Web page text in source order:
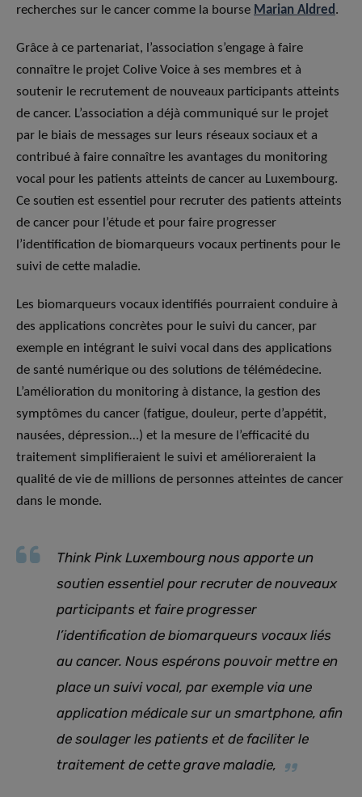
recherches sur le cancer comme la bourse Marian Aldred.
Grâce à ce partenariat, l’association s’engage à faire
connaître le projet Colive Voice à ses membres et à
soutenir le recrutement de nouveaux participants atteints
de cancer. L’association a déjà communiqué sur le projet
par le biais de messages sur leurs réseaux sociaux et a
contribué à faire connaître les avantages du monitoring
vocal pour les patients atteints de cancer au Luxembourg.
Ce soutien est essentiel pour recruter des patients atteints
de cancer pour l’étude et pour faire progresser
l’identification de biomarqueurs vocaux pertinents pour le
suivi de cette maladie.
Les biomarqueurs vocaux identifiés pourraient conduire à
des applications concrètes pour le suivi du cancer, par
exemple en intégrant le suivi vocal dans des applications
de santé numérique ou des solutions de télémédecine.
L’amélioration du monitoring à distance, la gestion des
symptômes du cancer (fatigue, douleur, perte d’appétit,
nausées, dépression…) et la mesure de l’efficacité du
traitement simplifieraient le suivi et amélioreraient la
qualité de vie de millions de personnes atteintes de cancer
dans le monde.
Think Pink Luxembourg nous apporte un
soutien essentiel pour recruter de nouveaux
participants et faire progresser
l’identification de biomarqueurs vocaux liés
au cancer. Nous espérons pouvoir mettre en
place un suivi vocal, par exemple via une
application médicale sur un smartphone, afin
de soulager les patients et de faciliter le
traitement de cette grave maladie,